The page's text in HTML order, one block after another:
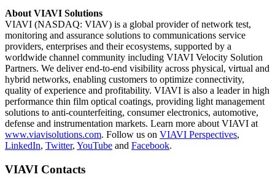
About VIAVI Solutions
VIAVI (NASDAQ: VIAV) is a global provider of network test,
monitoring and assurance solutions to communications service
providers, enterprises and their ecosystems, supported by a
worldwide channel community including VIAVI Velocity Solution
Partners. We deliver end-to-end visibility across physical, virtual and
hybrid networks, enabling customers to optimize connectivity,
quality of experience and profitability. VIAVI is also a leader in high
performance thin film optical coatings, providing light management
solutions to anti-counterfeiting, consumer electronics, automotive,
defense and instrumentation markets. Learn more about VIAVI at
www.viavisolutions.com. Follow us on VIAVI Perspectives,
LinkedIn, Twitter, YouTube and Facebook.
VIAVI Contacts